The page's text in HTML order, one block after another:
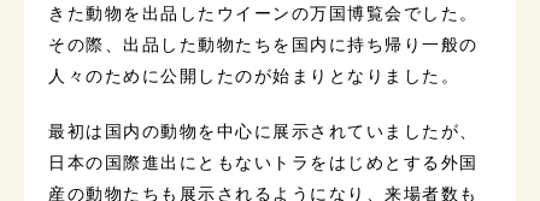
きた動物を出品したウイーンの万国博覧会でした。
その際、出品した動物たちを国内に持ち帰り一般の
人々のために公開したのが始まりとなりました。
最初は国内の動物を中心に展示されていましたが、
日本の国際進出にともないトラをはじめとする外国
産の動物たちも展示されるようになり、来場者数も